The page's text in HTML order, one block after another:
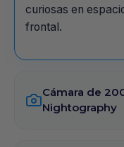
curiosas en
frontal.
Cámara de
Nightography